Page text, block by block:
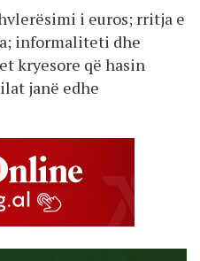
i euros; rritja e
informaliteti dhe
kryesore që hasin
janë edhe